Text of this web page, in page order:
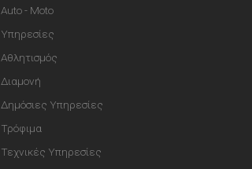
Auto - Moto
Υπηρεσίες
Αθλητισμός
Διαμονή
Δημόσιες Υπηρεσίες
Τρόφιμα
Τεχνικές Υπηρεσίες